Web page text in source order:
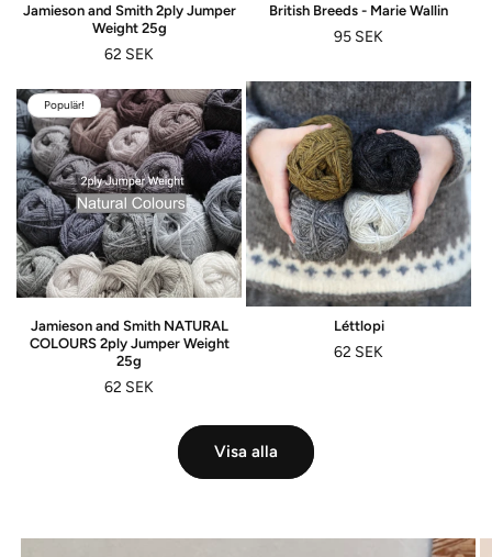
Jamieson and Smith 2ply Jumper
Weight 25g
Ordinarie
62 SEK
British Breeds - Marie Wallin
Ordinarie
95 SEK
Populär!
Jamieson and Smith NATURAL
COLOURS 2ply Jumper Weight
25g
Ordinarie
62 SEK
Léttlopi
Ordinarie
62 SEK
Visa alla